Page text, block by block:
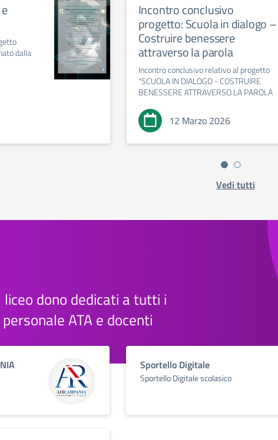
dalla
Incontro conclusivo
progetto: Scuola in dialogo –
Costruire benessere
attraverso la parola
Incontro conclusivo relativo al progetto
"SCUOLA IN DIALOGO - COSTRUIRE
BENESSERE ATTRAVERSO LA PAROLA
12 Marzo 2026
Vedi tutti
dono dedicati a tutti i
ATA e docenti
Sportello Digitale
Sportello Digitale scolasico